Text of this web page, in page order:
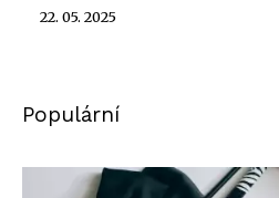
22. 05. 2025
Populární